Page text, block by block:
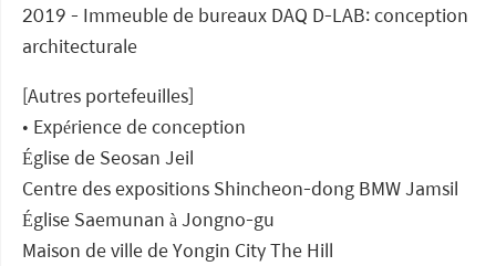
2019 - Immeuble de bureaux DAQ D-LAB: conception
architecturale
[Autres portefeuilles]
• Expérience de conception
Église de Seosan Jeil
Centre des expositions Shincheon-dong BMW Jamsil
Église Saemunan à Jongno-gu
Maison de ville de Yongin City The Hill